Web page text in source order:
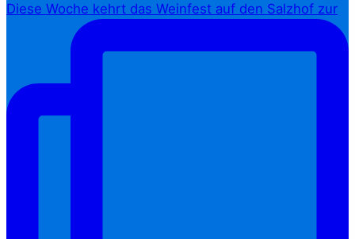
Diese Woche kehrt das Weinfest auf den Salzhof zur